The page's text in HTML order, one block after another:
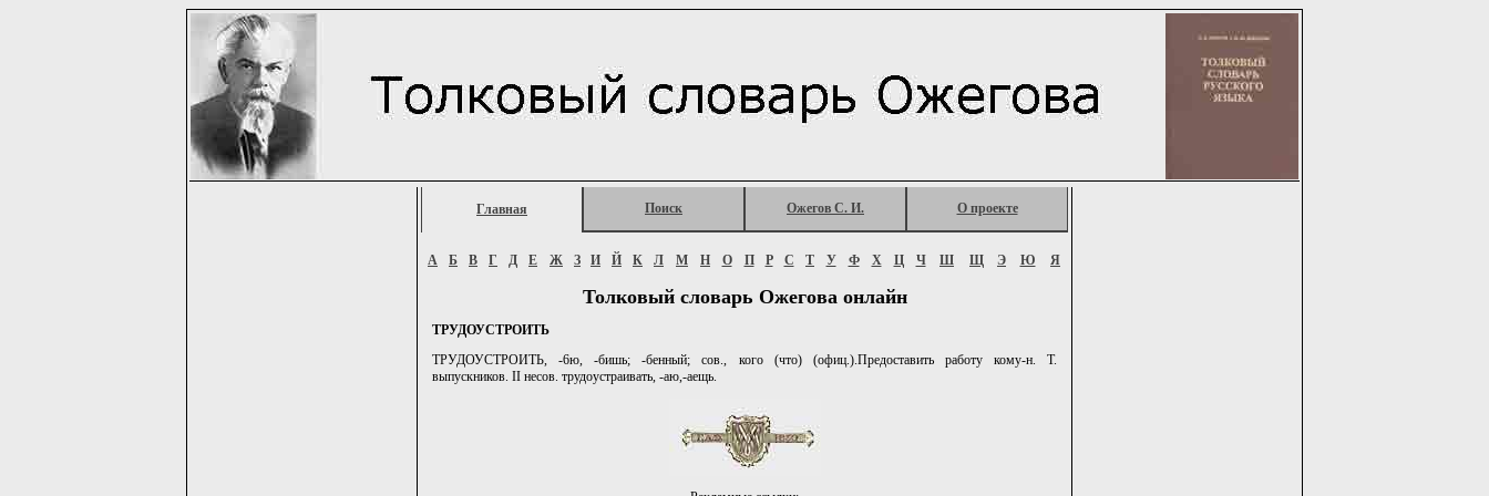
Главная Поиск Ожегов С. И. О проекте
А Б В Г Д Е Ж З И Й К Л М Н О П Р С Т У Ф Х Ц Ч Ш Щ Э Ю Я
Толковый словарь Ожегова онлайн
ТРУДОУСТРОИТЬ
ТРУДОУСТРОИТЬ, -6ю, -бишь; -бенный; сов., кого (что) (офиц.).Предоставить работу кому-н. Т.
выпускников. II несов. трудоустраивать, -аю,-аещь.